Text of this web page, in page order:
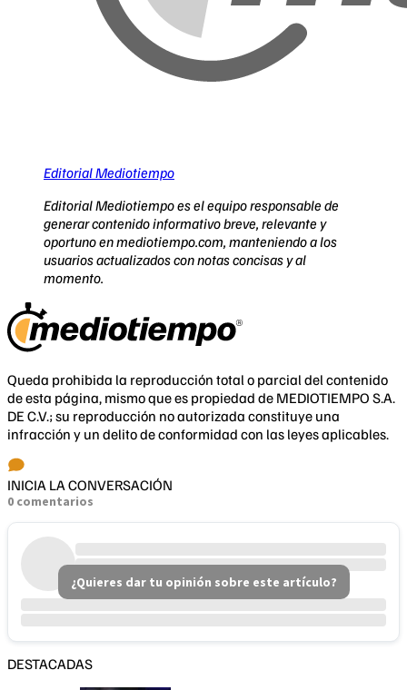
Editorial Mediotiempo
Editorial Mediotiempo es el equipo responsable de
generar contenido informativo breve, relevante y
oportuno en mediotiempo.com, manteniendo a los
usuarios actualizados con notas concisas y al
momento.
Queda prohibida la reproducción total o parcial del contenido
de esta página, mismo que es propiedad de MEDIOTIEMPO S.A.
DE C.V.; su reproducción no autorizada constituye una
infracción y un delito de conformidad con las leyes aplicables.
INICIA LA CONVERSACIÓN
0 comentarios
¿Quieres dar tu opinión sobre este artículo?
DESTACADAS